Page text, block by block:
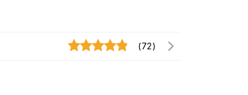
(72)